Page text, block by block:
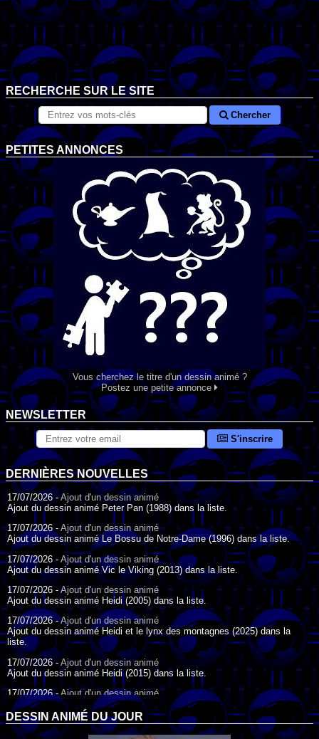
RECHERCHE SUR LE SITE
Chercher
PETITES ANNONCES
Vous cherchez le titre d'un dessin animé ?
Postez une petite annonce
NEWSLETTER
S'inscrire
DERNIÈRES NOUVELLES
17/07/2026 -Ajout d'un dessin animé
Ajout du dessin animé Peter Pan (1988) dans la liste.
17/07/2026 -Ajout d'un dessin animé
Ajout du dessin animé Le Bossu de Notre-Dame (1996) dans la liste.
17/07/2026 - Ajout d'un dessin animé
Ajout du dessin animé Vic le Viking (2013) dans la liste.
17/07/2026 -Ajout d'un dessin animé
Ajout du dessin animé Heidi (2005) dans la liste.
17/07/2026 -Ajout d'un dessin animé
Ajout du dessin animé Heidi et le lynx des montagnes (2025) dans la
liste.
17/07/2026 -Ajout d'un dessin animé
Ajout du dessin animé Heidi (2015) dans la liste.
17/07/2026 - Ajout d'un dessin animé
Ajout du dessin animé Heidi (1995) dans la liste.
09/07/2026 -Ajout d'un dessin animé
Ajout du dessin animé Genki l'Aventurier de la Chance (2006) dans la
DESSIN ANIMÉ DU JOUR